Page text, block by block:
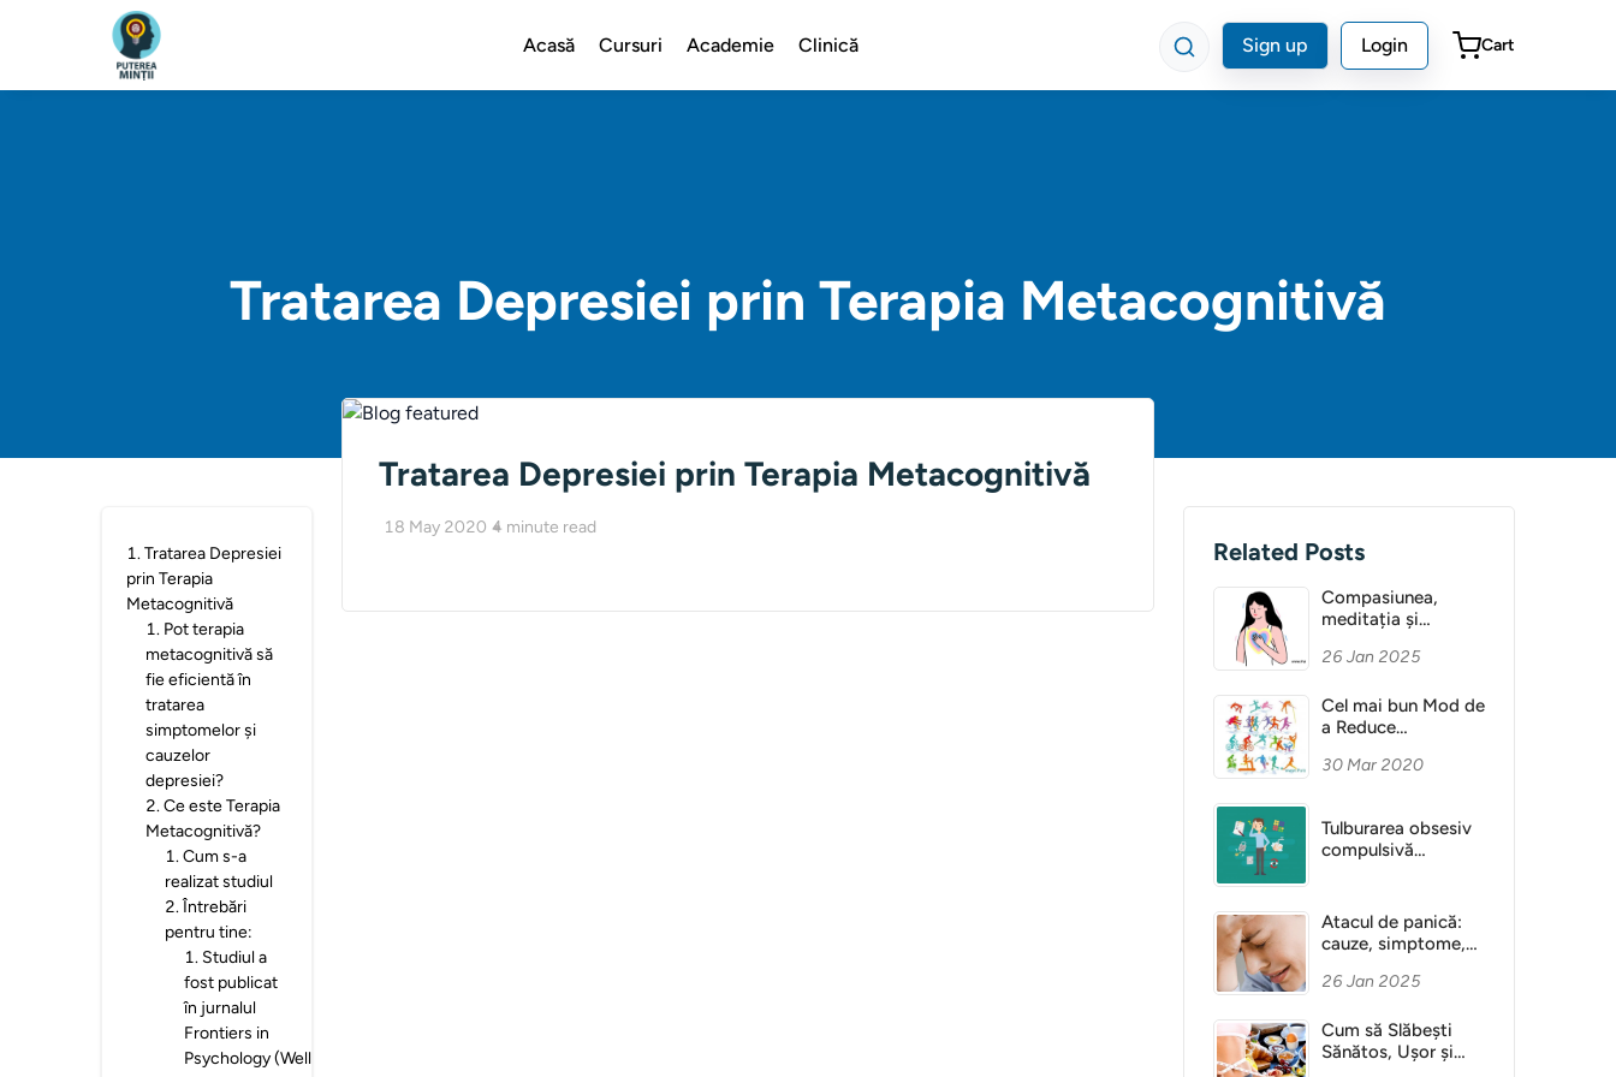
Acasă Cursuri Academie Clinică Sign up Login Cart
Tratarea Depresiei prin Terapia Metacognitivă
1.Tratarea Depresiei
prin Terapia
Metacognitivă
1. Pot terapia
metacognitivă să
fie eficientă în
tratarea
simptomelor și
cauzelor
depresiei?
2.Ce este Terapia
Metacognitivă?
1.Cum s-a
realizat studiul
2.Întrebări
pentru tine:
1. Studiul a
fost publicat
în jurnalul
Frontiers in
Psychology (Wells,2020).
Tratarea Depresiei prin Terapia Metacognitivă
18 May 2020 4 minute read
Related Posts
Compasiunea,
meditația și
26 Jan 2025
Cel mai bun Mod de
a Reduce
30 Mar 2020
Tulburarea obsesiv
compulsivă
Atacul de panică:
cauze, simptome,
26 Jan 2025
Cum să Slăbești
Sănătos, Ușor și